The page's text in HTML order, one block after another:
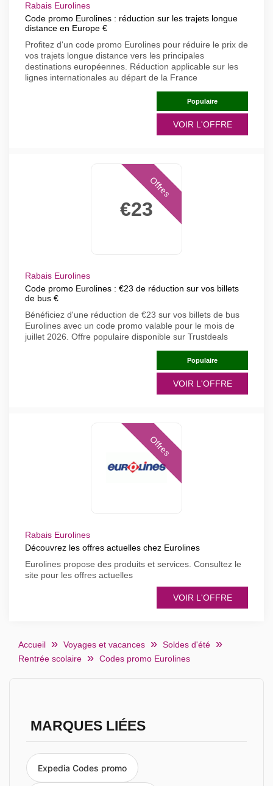
Rabais Eurolines
Code promo Eurolines : réduction sur les trajets longue
distance en Europe €
Profitez d'un code promo Eurolines pour réduire le prix de
vos trajets longue distance vers les principales
destinations européennes. Réduction applicable sur les
lignes internationales au départ de la France
Populaire
VOIR L'OFFRE
€23
Offres
Rabais Eurolines
Code promo Eurolines : €23 de réduction sur vos billets
de bus €
Bénéficiez d'une réduction de €23 sur vos billets de bus
Eurolines avec un code promo valable pour le mois de
juillet 2026. Offre populaire disponible sur Trustdeals
Populaire
VOIR L'OFFRE
Offres
Rabais Eurolines
Découvrez les offres actuelles chez Eurolines
Eurolines propose des produits et services. Consultez le
site pour les offres actuelles
VOIR L'OFFRE
Accueil Voyages et vacances
Soldes d'été
Rentrée scolaire
Codes promo Eurolines
MARQUES LIÉES
Expedia Codes promo